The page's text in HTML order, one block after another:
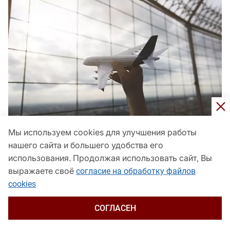
Росавиация ограничила работу аэропорта
Краснодара
Общество сегодня, 12:38
Мы используем cookies для улучшения работы
нашего сайта и большего удобства его
использования. Продолжая использовать сайт, Вы
выражаете своё согласие на обработку файлов
cookies
СОГЛАСЕН